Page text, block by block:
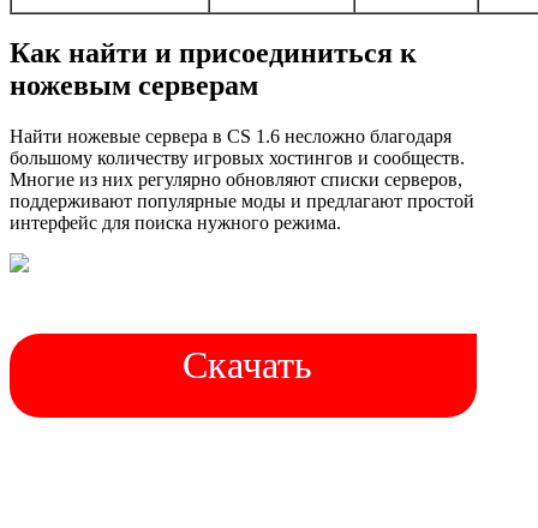
Как найти и присоединиться к
ножевым серверам
Найти ножевые сервера в CS 1.6 несложно благодаря
большому количеству игровых хостингов и сообществ.
Многие из них регулярно обновляют списки серверов,
поддерживают популярные моды и предлагают простой
интерфейс для поиска нужного режима.
Скачать